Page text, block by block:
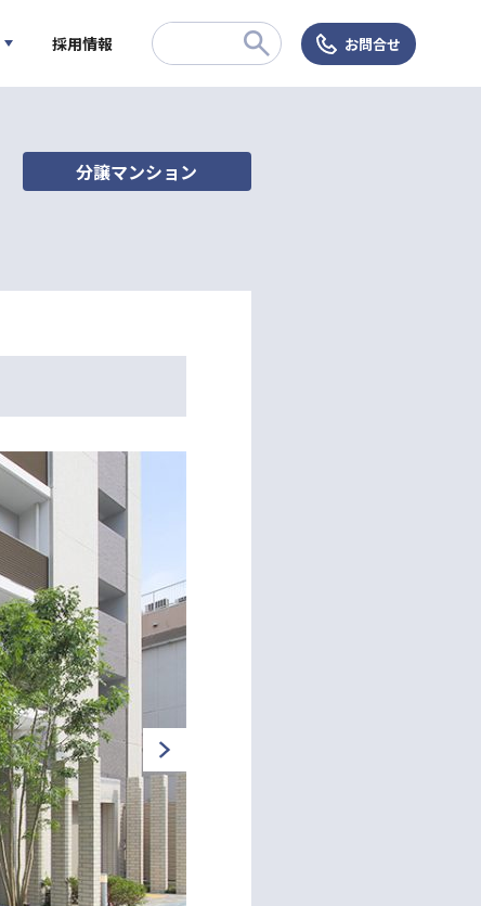
採用情報 お問合せ
分譲マンション